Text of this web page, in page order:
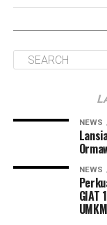
NEWS
NEWS
GIAT
UMKM